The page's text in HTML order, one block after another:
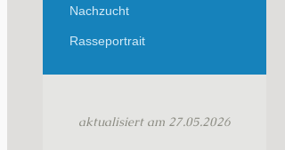
Nachzucht
Rasseportrait
aktualisiert am 27.05.2026